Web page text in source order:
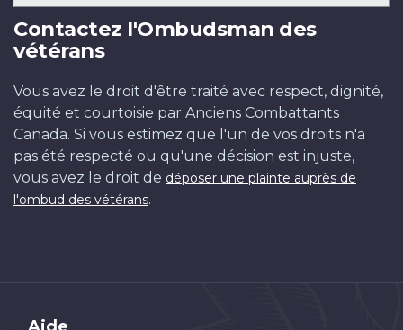
Contactez l'Ombudsman des
vétérans
Vous avez le droit d'être traité avec respect, dignité,
équité et courtoisie par Anciens Combattants
Canada. Si vous estimez que l'un de vos droits n'a
pas été respecté ou qu'une décision est injuste,
vous avez le droit de déposer une plainte auprès de
l'ombud des vétérans.